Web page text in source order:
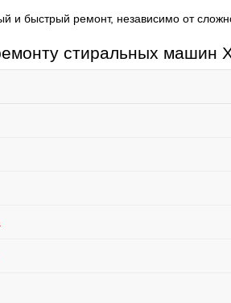
и быстрый ремонт, независимо от
стиральных машин